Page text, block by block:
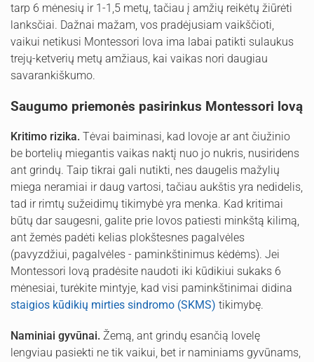
tarp 6 mėnesių ir 1-1,5 metų, tačiau į amžių reikėtų žiūrėti
lanksčiai. Dažnai mažam, vos pradėjusiam vaikščioti,
vaikui netikusi Montessori lova ima labai patikti sulaukus
trejų-ketverių metų amžiaus, kai vaikas nori daugiau
savarankiškumo.
Saugumo priemonės pasirinkus Montessori lovą
Kritimo rizika. Tėvai baiminasi, kad lovoje ar ant čiužinio
be bortelių miegantis vaikas naktį nuo jo nukris, nusiridens
ant grindų. Taip tikrai gali nutikti, nes daugelis mažylių
miega neramiai ir daug vartosi, tačiau aukštis yra nedidelis,
tad ir rimtų sužeidimų tikimybė yra menka. Kad kritimai
būtų dar saugesni, galite prie lovos patiesti minkštą kilimą,
ant žemės padėti kelias plokštesnes pagalvėles
(pavyzdžiui, pagalvėles - paminkštinimus kėdėms). Jei
Montessori lovą pradėsite naudoti iki kūdikiui sukaks 6
mėnesiai, turėkite mintyje, kad visi paminkštinimai didina
staigios kūdikių mirties sindromo (SKMS) tikimybę.
Naminiai gyvūnai. Žemą, ant grindų esančią lovelę
lengviau pasiekti ne tik vaikui, bet ir naminiams gyvūnams,